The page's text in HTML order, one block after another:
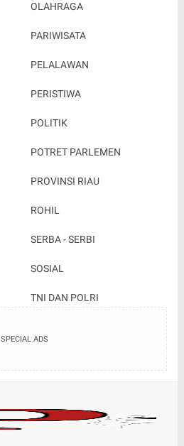
OLAHRAGA
PARIWISATA
PELALAWAN
PERISTIWA
POLITIK
POTRET PARLEMEN
PROVINSI RIAU
ROHIL
SERBA - SERBI
SOSIAL
TNI DAN POLRI
SPECIAL ADS